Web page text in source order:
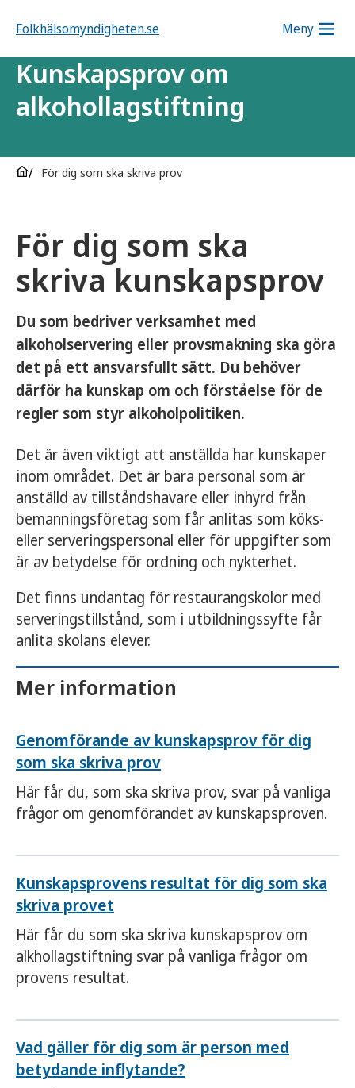
Folkhälsomyndigheten.se Meny
Kunskapsprov om
alkohollagstiftning
För dig som ska skriva prov
För dig som ska
skriva kunskapsprov
Du som bedriver verksamhet med
alkoholservering eller provsmakning ska göra
det på ett ansvarsfullt sätt. Du behöver
därför ha kunskap om och förståelse för de
regler som styr alkoholpolitiken.
Det är även viktigt att anställda har kunskaper
inom området. Det är bara personal som är
anställd av tillståndshavare eller inhyrd från
bemanningsföretag som får anlitas som köks-
eller serveringspersonal eller för uppgifter som
är av betydelse för ordning och nykterhet.
Det finns undantag för restaurangskolor med
serveringstillstånd, som i utbildningssyfte får
anlita skolans elever.
Mer information
Genomförande av kunskapsprov för dig
som ska skriva prov
Här får du, som ska skriva prov, svar på vanliga
frågor om genomförandet av kunskapsproven.
Kunskapsprovens resultat för dig som ska
skriva provet
Här får du som ska skriva kunskapsprov om
alkhollagstiftning svar på vanliga frågor om
provens resultat.
Vad gäller för dig som är person med
betydande inflytande?